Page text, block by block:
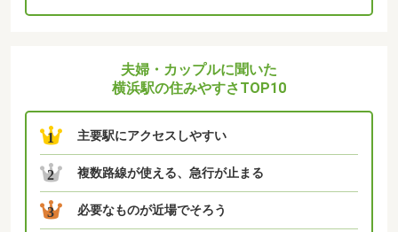
夫婦・カップルに聞いた
横浜駅の住みやすさTOP10
1 主要駅にアクセスしやすい
2 複数路線が使える、急行が止まる
3 必要なものが近場でそろう